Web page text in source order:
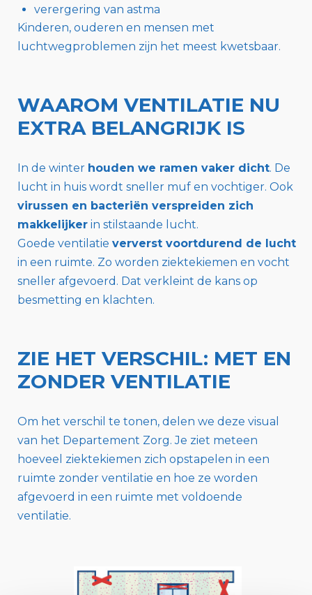
verergering van astma
Kinderen, ouderen en mensen met
luchtwegproblemen zijn het meest kwetsbaar.
WAAROM VENTILATIE NU
EXTRA BELANGRIJK IS
In de winter houden we ramen vaker dicht. De
lucht in huis wordt sneller muf en vochtiger. Ook
virussen en bacteriën verspreiden zich
makkelijker in stilstaande lucht.
Goede ventilatie ververst voortdurend de lucht
in een ruimte. Zo worden ziektekiemen en vocht
sneller afgevoerd. Dat verkleint de kans op
besmetting en klachten.
ZIE HET VERSCHIL: MET EN
ZONDER VENTILATIE
Om het verschil te tonen, delen we deze visual
van het Departement Zorg. Je ziet meteen
hoeveel ziektekiemen zich opstapelen in een
ruimte zonder ventilatie en hoe ze worden
afgevoerd in een ruimte met voldoende
ventilatie.